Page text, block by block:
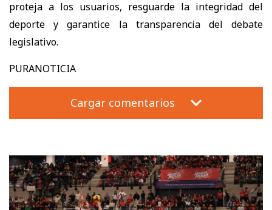
proteja a los usuarios, resguarde la integridad del
deporte y garantice la transparencia del debate
legislativo.
PURANOTICIA
Cargar comentarios